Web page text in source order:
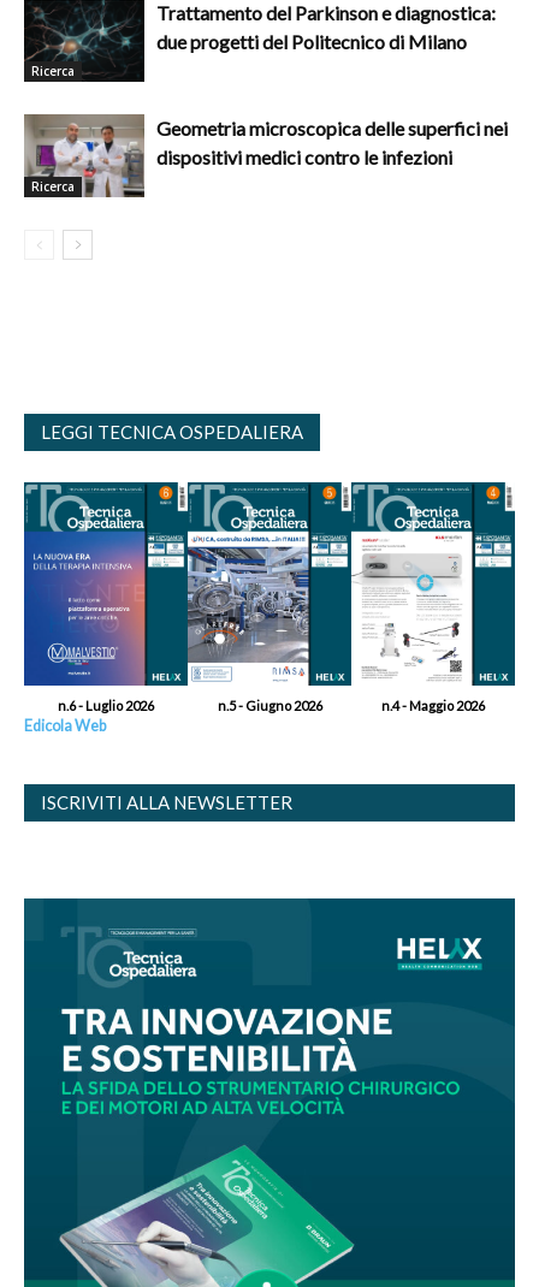
Ricerca
Trattamento del Parkinson e diagnostica:
due progetti del Politecnico di Milano
Ricerca
Geometria microscopica delle superfici nei
dispositivi medici contro le infezioni
LEGGI TECNICA OSPEDALIERA
n.6 - Luglio 2026 n.5 - Giugno 2026 n.4 - Maggio 2026
Edicola Web
ISCRIVITI ALLA NEWSLETTER